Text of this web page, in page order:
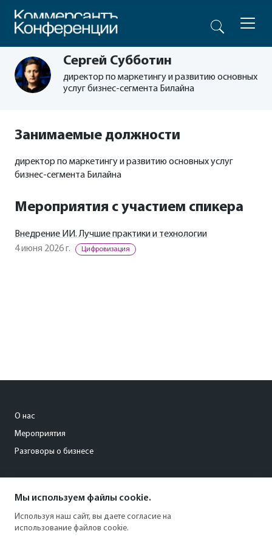
Сергей Субботин
директор по маркетингу и развитию основных
услуг бизнес-сегмента Билайна
Занимаемые должности
директор по маркетингу и развитию основных услуг
бизнес-сегмента Билайна
Мероприятия с участием спикера
Внедрение ИИ. Лучшие практики и технологии
4 июня 2026 г.
Цифровизация
О нас
Мероприятия
Разговоры о бизнесе
+7 (495) 797-69-70
Мы используем файлы cookie.
Используя наш сайт, вы даете согласие на
использование файлов cookie.